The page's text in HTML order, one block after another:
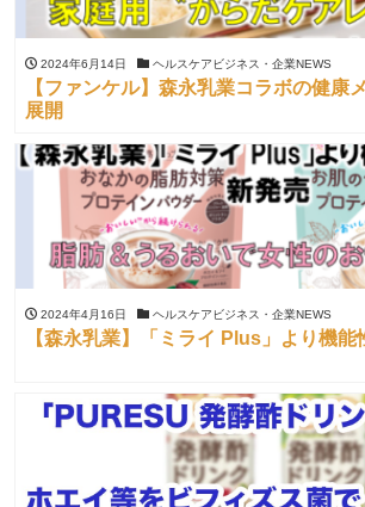
2024年6月14日 ヘルスケアビジネス・企業NEWS
【ファンケル】森永乳業コラボの健康
展開
2024年4月16日 ヘルスケアビジネス・企業NEWS
【森永乳業】「ミライ Plus」より機能